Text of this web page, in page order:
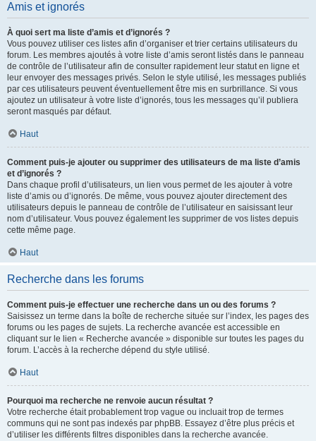
Amis et ignorés
À quoi sert ma liste d’amis et d’ignorés ?
Vous pouvez utiliser ces listes afin d’organiser et trier certains utilisateurs du
forum. Les membres ajoutés à votre liste d’amis seront listés dans le panneau
de contrôle de l’utilisateur afin de consulter rapidement leur statut en ligne et
leur envoyer des messages privés. Selon le style utilisé, les messages publiés
par ces utilisateurs peuvent éventuellement être mis en surbrillance. Si vous
ajoutez un utilisateur à votre liste d’ignorés, tous les messages qu’il publiera
seront masqués par défaut.
Haut
Comment puis-je ajouter ou supprimer des utilisateurs de ma liste d’amis
et d’ignorés ?
Dans chaque profil d’utilisateurs, un lien vous permet de les ajouter à votre
liste d’amis ou d’ignorés. De même, vous pouvez ajouter directement des
utilisateurs depuis le panneau de contrôle de l’utilisateur en saisissant leur
nom d’utilisateur. Vous pouvez également les supprimer de vos listes depuis
cette même page.
Haut
Recherche dans les forums
Comment puis-je effectuer une recherche dans un ou des forums ?
Saisissez un terme dans la boîte de recherche située sur l’index, les pages des
forums ou les pages de sujets. La recherche avancée est accessible en
cliquant sur le lien « Recherche avancée » disponible sur toutes les pages du
forum. L’accès à la recherche dépend du style utilisé.
Haut
Pourquoi ma recherche ne renvoie aucun résultat ?
Votre recherche était probablement trop vague ou incluait trop de termes
communs qui ne sont pas indexés par phpBB. Essayez d’être plus précis et
d’utiliser les différents filtres disponibles dans la recherche avancée.